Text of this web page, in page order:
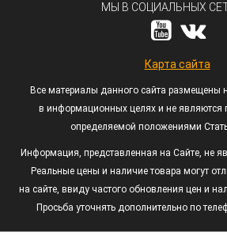
МЫ В СОЦИАЛЬНЫХ
Карта сайта
Все материалы данного сайта размещены
в информационных целях и не являются
определяемой положениями
Информация, представленная на Сайте, не
Реальные цены и наличие товара могут
на сайте, ввиду частого обновления цен и
Просьба уточнять дополнительно по